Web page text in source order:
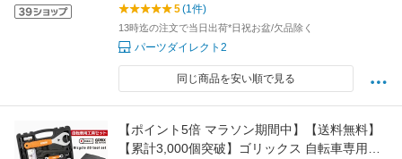
5(1件)
13時迄の注文で当日出荷*日祝お盆/欠品除く
パーツダイレクト2
同じ商品を安い順で見る
【ポイント5倍 マラソン期間中】【送料無料】
【累計3,000個突破】ゴリックス 自転車専用工